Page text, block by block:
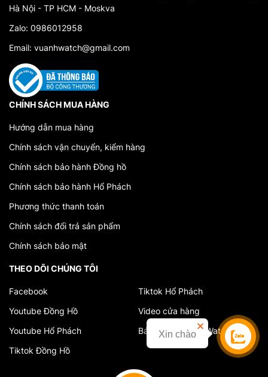
Hà Nội - TP HCM - Moskva
Zalo: 0986012958
Email: vuanhwatch@gmail.com
CHÍNH SÁCH MUA HÀNG
Hướng dẫn mua hàng
Chính sách vận chuyển, kiểm hàng
Chính sách bảo hành Đồng hồ
Chính sách bảo hành Hổ Phách
Phương thức thanh toán
Chính sách đổi trả sản phẩm
Chính sách bảo mật
THEO DÕI CHÚNG TÔI
Facebook
Youtube Đồng Hồ
Youtube Hổ Phách
Tiktok Đồng Hồ
Tiktok Hổ Phách
Video cửa hàng
Báo chí về VuAnhWatch
Xin chào